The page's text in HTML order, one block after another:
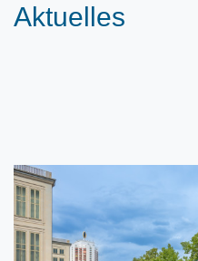
Über uns
Aktuelles